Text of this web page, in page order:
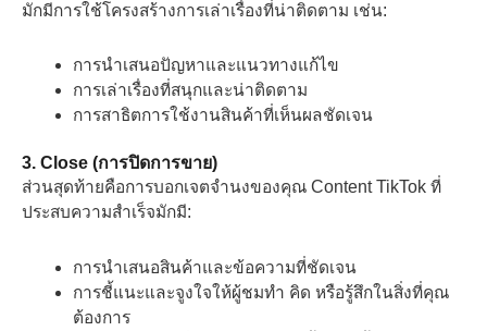
มักมีการใช้โครงสร้างการเล่าเรื่องที่น่าติดตาม เช่น:
การนำเสนอปัญหาและแนวทางแก้ไข
การเล่าเรื่องที่สนุกและน่าติดตาม
การสาธิตการใช้งานสินค้าที่เห็นผลชัดเจน
3. Close (การปิดการขาย)
ส่วนสุดท้ายคือการบอกเจตจำนงของคุณ Content TikTok ที่
ประสบความสำเร็จมักมี:
การนำเสนอสินค้าและข้อความที่ชัดเจน
การชี้แนะและจูงใจให้ผู้ชมทำ คิด หรือรู้สึกในสิ่งที่คุณ
ต้องการ